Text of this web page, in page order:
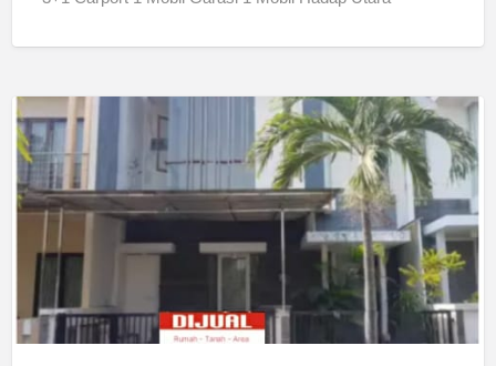
Pakuwon
City
Minimalis
2
Lantai